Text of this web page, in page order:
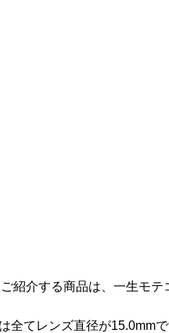
紹介する商品は、一生モ
てレンズ直径が15.0mm